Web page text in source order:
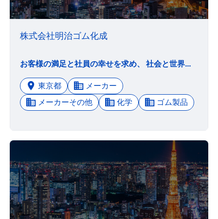
株式会社明治ゴム化成
お客様の満足と社員の幸せを求め、 社会と世界に貢献する。
東京都
メーカー
メーカーその他
化学 ゴム製品